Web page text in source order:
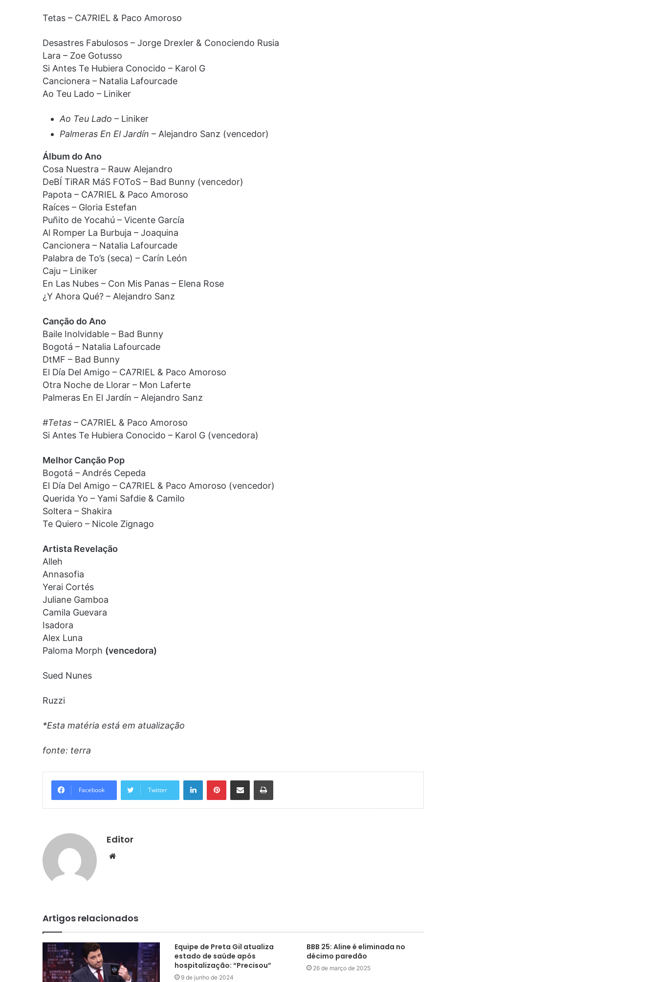
Tetas – CA7RIEL & Paco Amoroso
Desastres Fabulosos – Jorge Drexler & Conociendo Rusia
Lara – Zoe Gotusso
Si Antes Te Hubiera Conocido – Karol G
Cancionera – Natalia Lafourcade
Ao Teu Lado – Liniker
Ao Teu Lado – Liniker
Palmeras En El Jardín – Alejandro Sanz (vencedor)
Álbum do Ano
Cosa Nuestra – Rauw Alejandro
DeBÍ TiRAR MáS FOToS – Bad Bunny (vencedor)
Papota – CA7RIEL & Paco Amoroso
Raíces – Gloria Estefan
Puñito de Yocahú – Vicente García
Al Romper La Burbuja – Joaquina
Cancionera – Natalia Lafourcade
Palabra de To’s (seca) – Carín León
Caju – Liniker
En Las Nubes – Con Mis Panas – Elena Rose
¿Y Ahora Qué? – Alejandro Sanz
Canção do Ano
Baile Inolvidable – Bad Bunny
Bogotá – Natalia Lafourcade
DtMF – Bad Bunny
El Día Del Amigo – CA7RIEL & Paco Amoroso
Otra Noche de Llorar – Mon Laferte
Palmeras En El Jardín – Alejandro Sanz
#Tetas – CA7RIEL & Paco Amoroso
Si Antes Te Hubiera Conocido – Karol G (vencedora)
Melhor Canção Pop
Bogotá – Andrés Cepeda
El Día Del Amigo – CA7RIEL & Paco Amoroso (vencedor)
Querida Yo – Yami Safdie & Camilo
Soltera – Shakira
Te Quiero – Nicole Zignago
Artista Revelação
Alleh
Annasofia
Yerai Cortés
Juliane Gamboa
Camila Guevara
Isadora
Alex Luna
Paloma Morph (vencedora)
Sued Nunes
Ruzzi
*Esta matéria está em atualização
fonte: terra
Facebook Twitter
LinkedinPinterestCompartilhar via e-mail Imprimir
Editor
Website
Artigos relacionados
Equipe de Preta Gil atualiza
estado de saúde após
hospitalização: “Precisou”
9 de junho de 2024
BBB 25: Aline é eliminada no
décimo paredão
26 de março de 2025